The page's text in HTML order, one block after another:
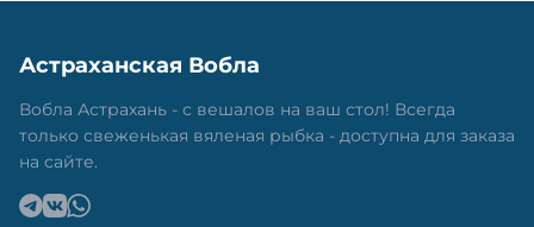
Астраханская Вобла
Вобла Астрахань - с вешалов на ваш стол! Всегда
только свеженькая вяленая рыбка - доступна для заказа
на сайте.